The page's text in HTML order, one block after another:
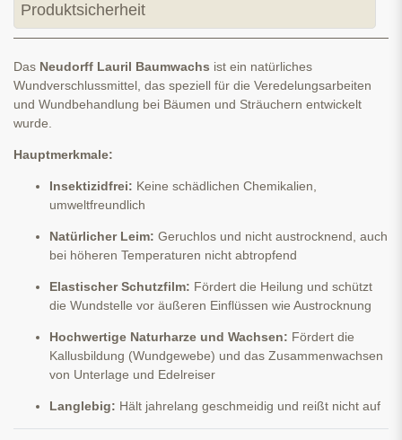
Produktsicherheit
Das Neudorff Lauril Baumwachs ist ein natürliches
Wundverschlussmittel, das speziell für die Veredelungsarbeiten
und Wundbehandlung bei Bäumen und Sträuchern entwickelt
wurde.
Hauptmerkmale:
Insektizidfrei: Keine schädlichen Chemikalien,
umweltfreundlich
Natürlicher Leim: Geruchlos und nicht austrocknend, auch
bei höheren Temperaturen nicht abtropfend
Elastischer Schutzfilm: Fördert die Heilung und schützt
die Wundstelle vor äußeren Einflüssen wie Austrocknung
Hochwertige Naturharze und Wachsen: Fördert die
Kallusbildung (Wundgewebe) und das Zusammenwachsen
von Unterlage und Edelreiser
Langlebig: Hält jahrelang geschmeidig und reißt nicht auf